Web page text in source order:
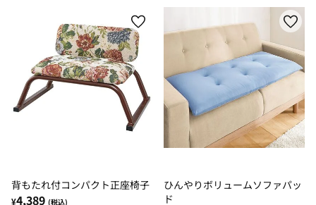
背もたれ付コンパクト正座椅子
¥4,389 (税込)
ひんやりボリュームソファパッ
ド